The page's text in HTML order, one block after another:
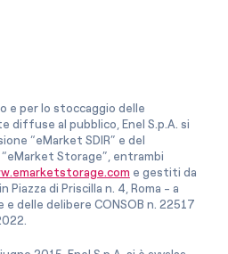
e per lo stoccaggio delle
diffuse al pubblico, Enel S.p.A. si
“eMarket SDIR” e del
Storage”, entrambi
e gestiti da
Piazza di Priscilla n. 4, Roma - a
delle delibere CONSOB n. 22517